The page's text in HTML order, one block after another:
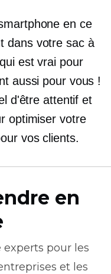
en ce
dans votre sac à
est vrai pour
aussi pour vous !
d'être attentif et
optimiser votre
vos clients.
en
experts pour les
et les